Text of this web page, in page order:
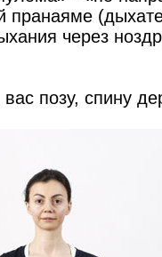
пранаяме
через
позу, спину